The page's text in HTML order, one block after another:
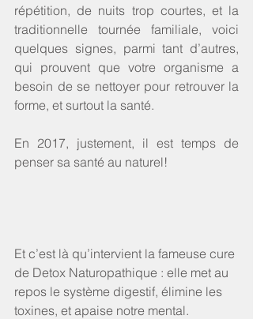
répétition, de nuits trop courtes, et la
traditionnelle tournée familiale, voici
quelques signes, parmi tant d’autres,
qui prouvent que votre organisme a
besoin de se nettoyer pour retrouver la
forme, et surtout la santé.
En 2017, justement, il est temps de
penser sa santé au naturel!
Et c’est là qu’intervient la fameuse cure
de ​Detox Naturopathique : elle met au
repos le système digestif, élimine les
toxines, et apaise notre mental.